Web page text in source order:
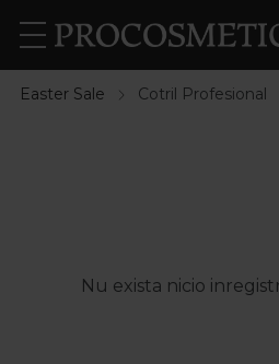
Easter Sale Cotril Profesional
Nu exista nicio